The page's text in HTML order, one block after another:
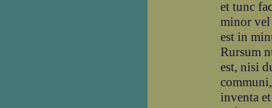
et tunc
minor vel
est in
Rursum
est, nisi
inventa